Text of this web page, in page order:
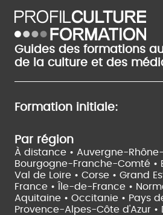
Guides des formations
de la culture et des
Formation initiale:
Par région
À distance • Auvergne-
Bourgogne-Franche-Comté •
Val de Loire • Corse • Grand
France •
Île-de-France •
Aquitaine • Occitanie • Pays
Provence-Alpes-Côte d'Azur •